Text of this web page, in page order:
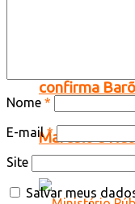
Maior
confirma
Marcelo e
Nome *
E-mail*
Site
Salvar meus